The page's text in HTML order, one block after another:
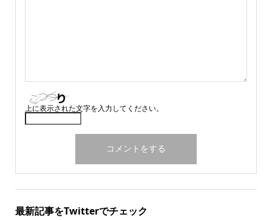
上に表示された文字を入力してください。
最新記事をTwitterでチェック